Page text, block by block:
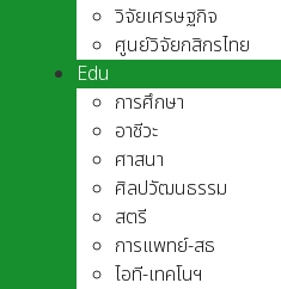
วิจัยเศรษฐกิจ
ศูนย์วิจัยกสิกรไทย
Edu
การศึกษา
อาชีวะ
ศาสนา
ศิลปวัฒนธรรม
สตรี
การแพทย์-สธ
ไอที-เทคโนฯ